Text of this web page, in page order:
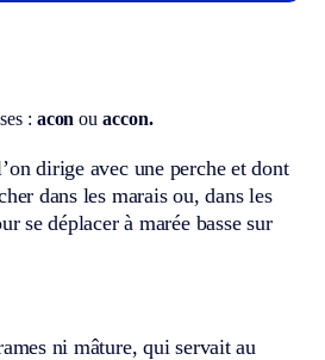
: acon ouaccon.
dirige avec une perche et dont
dans les marais ou, dans les
se déplacer à marée basse sur
ni mâture, qui servait au